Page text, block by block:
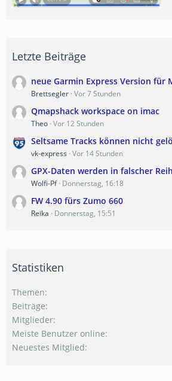
Letzte Beiträge
neue Garmin Express Version für
Brettsegler Vor 7 Stunden
Qmapshack workspace on imac
Theo Vor 12 Stunden
Seltsame Tracks können nicht
vk-express Vor 14 Stunden
GPX-Daten werden in falscher
Wolfi-Pf Donnerstag, 16:18
FW 4.90 fürs Zumo 660
Reika Donnerstag, 15:51
Statistiken
Themen
Beiträge
Mitglieder
Meiste Benutzer online
Neuestes Mitglied